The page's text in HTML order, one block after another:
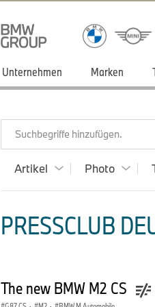
Unternehmen Marken
Suchbegriffe hinzufügen.
Artikel Photo
PRESSCLUB
The new BMW M2 CS